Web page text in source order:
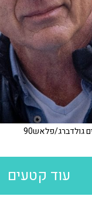
גולדברג/פלאש90
עוד קטעים